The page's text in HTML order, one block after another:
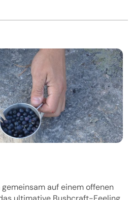
auf einem offenen